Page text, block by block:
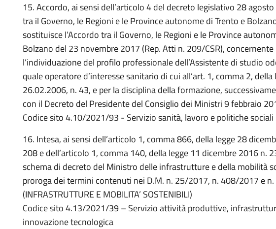
15. Accordo, ai sensi dell’articolo 4 del decreto legislativo 28
tra il Governo, le Regioni e le Province autonome di Trento e
sostituisce l’Accordo tra il Governo, le Regioni e le Province
Bolzano del 23 novembre 2017 (Rep. Atti n. 209/CSR), concernente
l’individuazione del profilo professionale dell’Assistente di studio
quale operatore d’interesse sanitario di cui all’art. 1, comma 2, della
26.02.2006, n. 43, e per la disciplina della formazione,
con il Decreto del Presidente del Consiglio dei Ministri 9 febbraio
Codice sito 4.10/2021/93 - Servizio sanità, lavoro e politiche sociali
16. Intesa, ai sensi dell’articolo 1, comma 866, della legge 28
208 e dell’articolo 1, comma 140, della legge 11 dicembre 2016 n.
schema di decreto del Ministro delle infrastrutture e della mobilità
proroga dei termini contenuti nei D.M. n. 25/2017, n. 408/2017 e
(INFRASTRUTTURE E MOBILITA’ SOSTENIBILI)
Codice sito 4.13/2021/39 – Servizio attività produttive,
innovazione tecnologica